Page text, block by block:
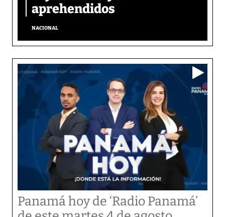
aprehendidos
NACIONAL
Panamá hoy de ‘Radio Panamá’